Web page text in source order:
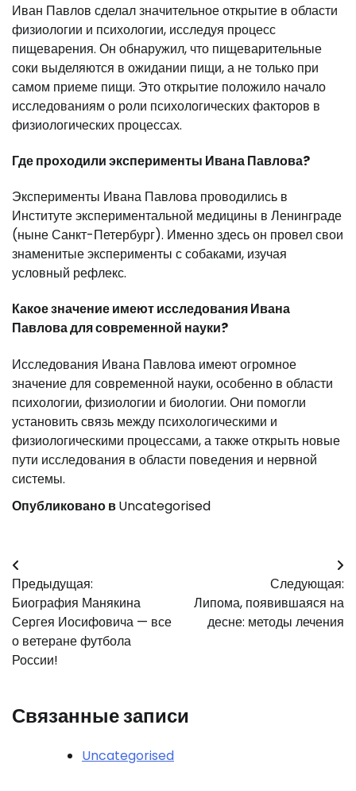
Иван Павлов сделал значительное открытие в области
физиологии и психологии, исследуя процесс
пищеварения. Он обнаружил, что пищеварительные
соки выделяются в ожидании пищи, а не только при
самом приеме пищи. Это открытие положило начало
исследованиям о роли психологических факторов в
физиологических процессах.
Где проходили эксперименты Ивана Павлова?
Эксперименты Ивана Павлова проводились в
Институте экспериментальной медицины в Ленинграде
(ныне Санкт-Петербург). Именно здесь он провел свои
знаменитые эксперименты с собаками, изучая
условный рефлекс.
Какое значение имеют исследования Ивана
Павлова для современной науки?
Исследования Ивана Павлова имеют огромное
значение для современной науки, особенно в области
психологии, физиологии и биологии. Они помогли
установить связь между психологическими и
физиологическими процессами, а также открыть новые
пути исследования в области поведения и нервной
системы.
Опубликовано вUncategorised
Навигация
по
записям
Предыдущая:
Биография Манякина
Сергея Иосифовича — все
о ветеране футбола
России!
Следующая:
Липома, появившаяся на
десне: методы лечения
Связанные записи
Uncategorised